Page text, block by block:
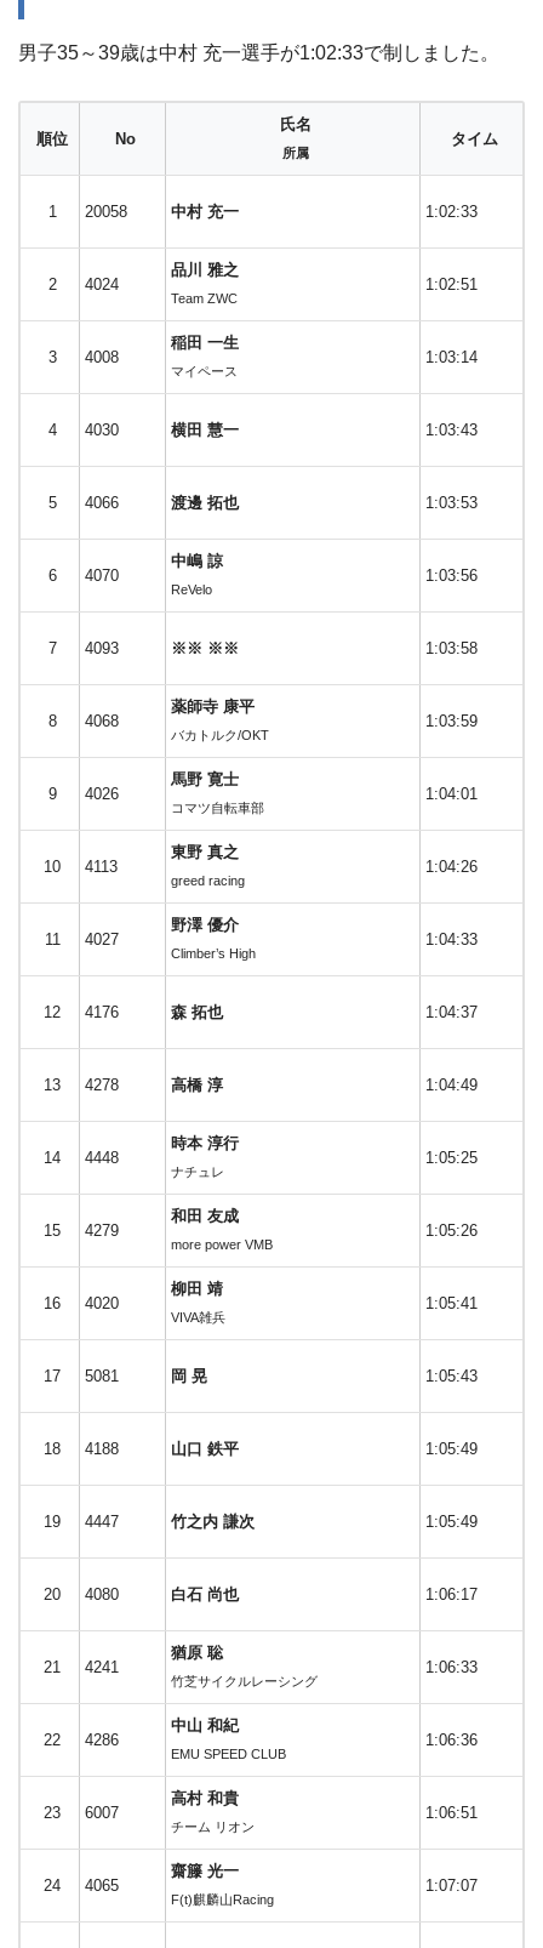
男子35～39歳は中村 充一選手が1:02:33で制しました。
順位 No
氏名
所属
タイム
1 20058 中村 充一 1:02:33
2 4024
品川 雅之
Team ZWC
1:02:51
3 4008
稲田 一生
マイペース
1:03:14
4 4030 横田 慧一 1:03:43
5 4066 渡邊 拓也 1:03:53
6 4070
中嶋 諒
ReVelo
1:03:56
7 4093 ※※ ※※ 1:03:58
8 4068
薬師寺 康平
バカトルク/OKT
1:03:59
9 4026
馬野 寛士
コマツ自転車部
1:04:01
10 4113
東野 真之
greed racing
1:04:26
11 4027
野澤 優介
Climber’s High
1:04:33
12 4176 森 拓也 1:04:37
13 4278 高橋 淳 1:04:49
14 4448
時本 淳行
ナチュレ
1:05:25
15 4279
和田 友成
more power VMB
1:05:26
16 4020
柳田 靖
VIVA雑兵
1:05:41
17 5081 岡 晃 1:05:43
18 4188 山口 鉄平 1:05:49
19 4447 竹之内 謙次 1:05:49
20 4080 白石 尚也 1:06:17
21 4241
猶原 聡
竹芝サイクルレーシング
1:06:33
22 4286
中山 和紀
EMU SPEED CLUB
1:06:36
23 6007
高村 和貴
チーム リオン
1:06:51
24 4065
齋籐 光一
F(t)麒麟山Racing
1:07:07